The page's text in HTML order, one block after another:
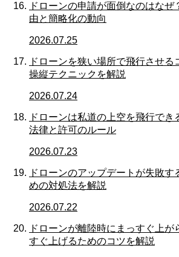
ドローンの申請が面倒なのはなぜ
由と簡略化の動向
2026.07.25
ドローンを狭い場所で飛行させる
操縦テクニックを解説
2026.07.24
ドローンは私道の上空を飛行でき
法律と許可のルール
2026.07.23
ドローンのアップデートが失敗す
めの対処法を解説
2026.07.22
ドローンが離陸時にまっすぐ上が
すぐ上げるためのコツを解説